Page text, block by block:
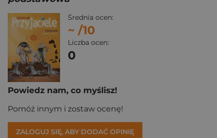
Średnia ocen:
~ /10
Liczba ocen:
0
Powiedz nam, co myślisz!
Pomóż innym i zostaw ocenę!
ZALOGUJ SIĘ, ABY DODAĆ OPINIĘ